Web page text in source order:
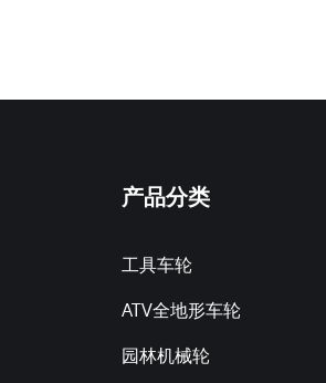
产品分类
工具车轮
ATV全地形车轮
园林机械轮